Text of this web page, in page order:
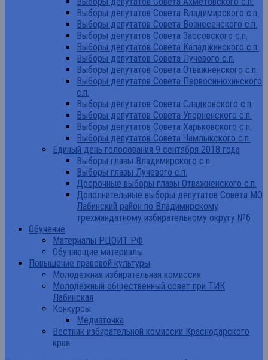
Выборы депутатов Совета Владимирского с.п.
Выборы депутатов Совета Вознесенского с.п.
Выборы депутатов Совета Зассовского с.п.
Выборы депутатов Совета Каладжинского с.п.
Выборы депутатов Совета Лучевого с.п.
Выборы депутатов Совета Отважненского с.п.
Выборы депутатов Совета Первосинюхинского
с.п.
Выборы депутатов Совета Сладковского с.п.
Выборы депутатов Совета Упорненского с.п.
Выборы депутатов Совета Харьковского с.п.
Выборы депутатов Совета Чамлыкского с.п.
Единый день голосования 9 сентября 2018 года
Выборы главы Владимирского с.п.
Выборы главы Лучевого с.п.
Досрочные выборы главы Отважненского с.п.
Дополнительные выборы депутатов Совета МО
Лабинский район по Владимирскому
трехмандатному избирательному округу №6
Обучение
Материалы РЦОИТ РФ
Обучающие материалы
Повышение правовой культуры
Молодежная избирательная комиссия
Молодежный общественный совет при ТИК
Лабинская
Конкурсы
Медиаточка
Вестник избирательной комиссии Краснодарского
края